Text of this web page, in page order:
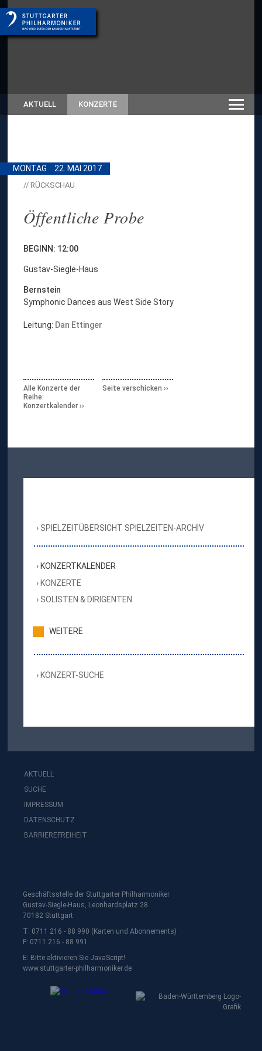
AKTUELL KONZERTE
MONTAG 22. MAI 2017
// RÜCKSCHAU
Öffentliche Probe
BEGINN: 12:00
Gustav-Siegle-Haus
Bernstein
Symphonic Dances aus West Side Story
Leitung: Dan Ettinger
Alle Konzerte der
Reihe:
Konzertkalender
Seite verschicken
SPIELZEITÜBERSICHT SPIELZEITEN-ARCHIV
KONZERTKALENDER
KONZERTE
SOLISTEN & DIRIGENTEN
WEITERE
KONZERT-SUCHE
AKTUELL
SUCHE
IMPRESSUM
DATENSCHUTZ
BARRIEREFREIHEIT
Geschäftsstelle der Stuttgarter Philharmoniker
Gustav-Siegle-Haus, Leonhardsplatz 28
70182 Stuttgart
T: 0711 216 - 88 990 (Karten und Abonnements)
F: 0711 216 - 88 991
E: Bitte aktivieren Sie JavaScript!
www.stuttgarter-philharmoniker.de